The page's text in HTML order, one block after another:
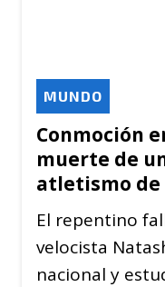
Conmoción
muerte de
atletismo de
MUNDO
El repentino
velocista
nacional y